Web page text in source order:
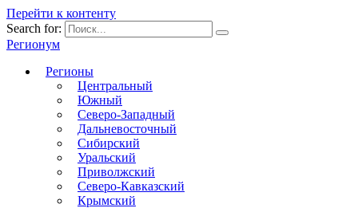
Перейти к контенту
Search for:
Регионум
Регионы
Центральный
Южный
Северо-Западный
Дальневосточный
Сибирский
Уральский
Приволжский
Северо-Кавказский
Крымский